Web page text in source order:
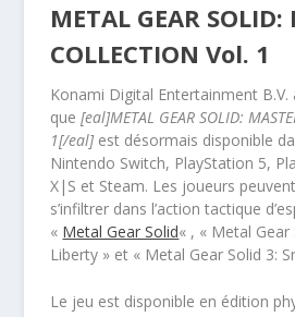
METAL GEAR SOLID:
COLLECTION Vol. 1
Konami Digital Entertainment B.V.
que[eal]METAL GEAR SOLID:
1[/eal] est désormais disponible
Nintendo Switch, PlayStation 5,
X|S et Steam. Les joueurs
s’infiltrer dans l’action tactique
« Metal Gear Solid« , « Metal
Liberty » et « Metal Gear Solid 3:
Le jeu est disponible en édition